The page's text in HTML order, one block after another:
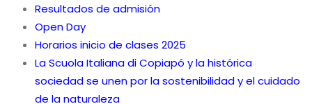
Resultados de admisión
Open Day
Horarios inicio de clases 2025
La Scuola Italiana di Copiapó y la histórica
sociedad se unen por la sostenibilidad y el cuidado
de la naturaleza